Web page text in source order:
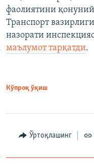
фаолиятини
Транспорт
назорати
маълумот тарқатди.
Кўпроқ ўқиш
Ўртоқлашинг